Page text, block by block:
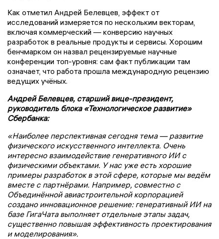
Как отметил Андрей Белевцев, эффект от
исследований измеряется по нескольким векторам,
включая коммерческий — конверсию научных
разработок в реальные продукты и сервисы. Хорошим
бенчмарком он назвал рецензируемые научные
конференции топ-уровня: сам факт публикации там
означает, что работа прошла международную рецензию
ведущих учёных.
Андрей Белевцев, старший вице-президент,
руководитель блока «Технологическое развитие»
Сбербанка:
«Наиболее перспективная сегодня тема — развитие
физического искусственного интеллекта. Очень
интересно взаимодействие генеративного ИИ с
физическими объектами. У нас уже есть хорошие
примеры разработок в этой сфере, которые мы ведём
вместе с партнёрами. Например, совместно с
Объединённой авиастроительной корпорацией
создано инновационное решение: генеративный ИИ на
базе ГигаЧата выполняет отдельные этапы задач,
существенно повышая эффективность проектирования
и моделирования».